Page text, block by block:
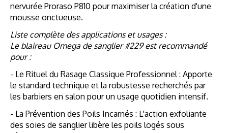
nervurée Proraso P810 pour maximiser la création d'une
mousse onctueuse.
Liste complète des applications et usages :
Le blaireau Omega de sanglier #229 est recommandé
pour :
- Le Rituel du Rasage Classique Professionnel : Apporte
le standard technique et la robustesse recherchés par
les barbiers en salon pour un usage quotidien intensif.
- La Prévention des Poils Incarnés : L'action exfoliante
des soies de sanglier libère les poils logés sous